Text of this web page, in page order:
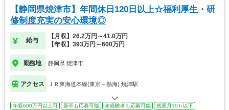
【静岡県焼津市】年間休日120日以上☆福利厚生・研
修制度充実の安心環境◎
給与
【月収】26.2万円～41.0万円
【年収】393万円～600万円
勤務地 静岡県 焼津市
アクセス ＪＲ東海道本線(東京－熱海) 焼津駅
年収600万円以上可 新卒も応募可能 未経験者も応募可能
残業月10ｈ以下